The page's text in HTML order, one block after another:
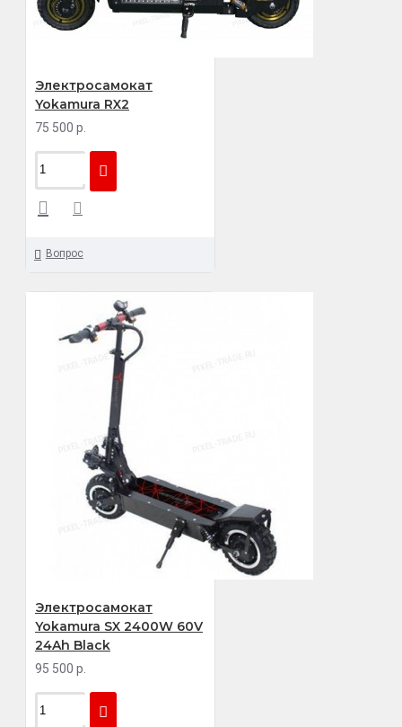
Электросамокат
Yokamura RX2
75 500 р.
Вопрос
Электросамокат
Yokamura SX 2400W 60V
24Ah Black
95 500 р.